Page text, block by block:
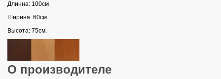
Длинна: 100см
Ширина: 60см
Высота: 75см.
О производителе